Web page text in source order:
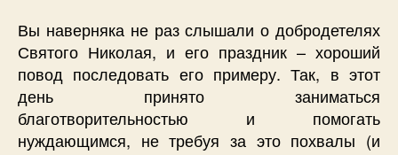
Вы наверняка не раз слышали о добродетелях
Святого Николая, и его праздник – хороший
повод последовать его примеру. Так, в этот
день принято заниматься
благотворительностью и помогать
нуждающимся, не требуя за это похвалы (и